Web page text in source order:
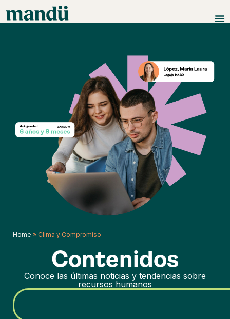
Home » Clima y Compromiso
Contenidos
Conoce las últimas noticias y tendencias sobre
recursos humanos